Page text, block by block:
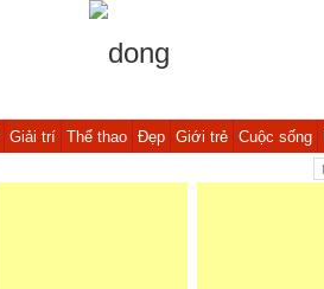
Giải trí Thể thao Đẹp Giới trẻ Cuộc sống